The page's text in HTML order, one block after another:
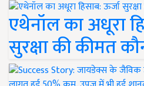
एथेनॉल का अधूरा
सुरक्षा की कीमत